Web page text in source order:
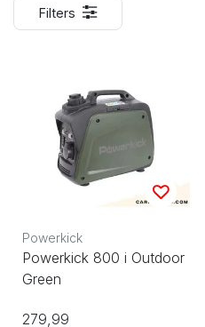
Filters
Powerkick
Powerkick 800 i Outdoor
Green
279,99